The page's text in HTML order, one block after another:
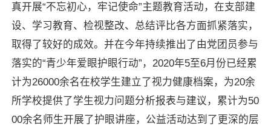
真开展“不忘初心，牢记使命”主题教育活动，在支部建
设、学习教育、检视整改、总结评比各方面抓紧落实，
取得了较好的成效。并在今年持续推出了由党团员参与
落实的“青少年爱眼护眼行动”，2020年5至6月份已经累
计为26000余名在校学生建立了视力健康档案，为20余
所学校提供了学生视力问题分析报表与建议，累计为50
00余名师生开展了护眼讲座，公益活动达到了更深的层